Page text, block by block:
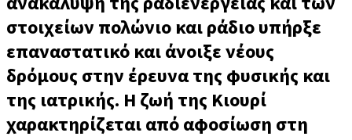
στοιχείων πολώνιο και ράδιο υπήρξε
επαναστατικό και άνοιξε νέους
δρόμους στην έρευνα της φυσικής και
της ιατρικής. Η ζωή της Κιουρί
χαρακτηρίζεται από αφοσίωση στη